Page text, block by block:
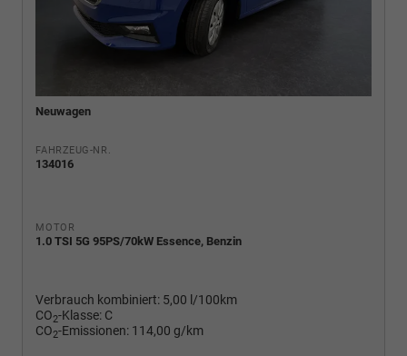
Neuwagen
FAHRZEUG-NR.
134016
MOTOR
1.0 TSI 5G 95PS/70kW Essence, Benzin
Verbrauch kombiniert: 5,00 l/100km
CO2-Klasse: C
CO2-Emissionen: 114,00 g/km